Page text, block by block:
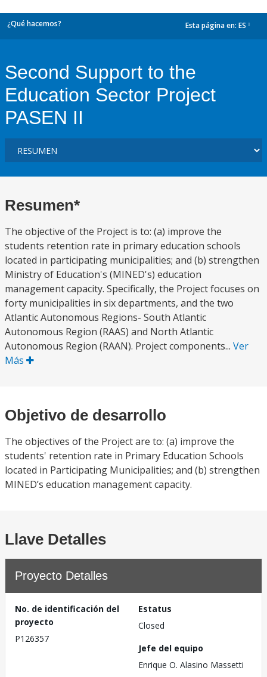
¿Qué hacemos? Esta página en: ES
Second Support to the
Education Sector Project
PASEN II
Resumen*
The objective of the Project is to: (a) improve the
students retention rate in primary education schools
located in participating municipalities; and (b) strengthen
Ministry of Education's (MINED's) education
management capacity. Specifically, the Project focuses on
forty municipalities in six departments, and the two
Atlantic Autonomous Regions- South Atlantic
Autonomous Region (RAAS) and North Atlantic
Autonomous Region (RAAN). Project components... Ver
Más
Objetivo de desarrollo
The objectives of the Project are to: (a) improve the
students' retention rate in Primary Education Schools
located in Participating Municipalities; and (b) strengthen
MINED’s education management capacity.
Llave Detalles
Proyecto Detalles
No. de identificación del
proyecto
P126357
Estatus
Closed
Jefe del equipo
Enrique O. Alasino Massetti